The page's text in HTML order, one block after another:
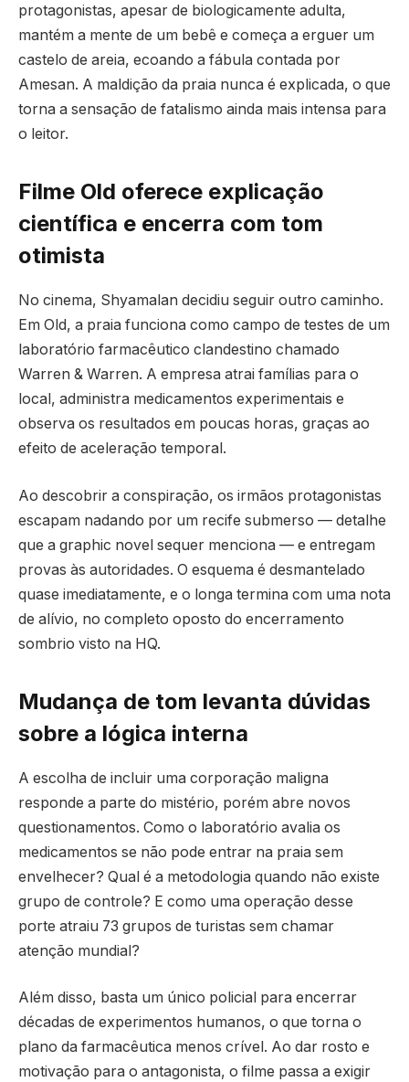
protagonistas, apesar de biologicamente adulta,
mantém a mente de um bebê e começa a erguer um
castelo de areia, ecoando a fábula contada por
Amesan. A maldição da praia nunca é explicada, o que
torna a sensação de fatalismo ainda mais intensa para
o leitor.
Filme Old oferece explicação
científica e encerra com tom
otimista
No cinema, Shyamalan decidiu seguir outro caminho.
Em Old, a praia funciona como campo de testes de um
laboratório farmacêutico clandestino chamado
Warren & Warren. A empresa atrai famílias para o
local, administra medicamentos experimentais e
observa os resultados em poucas horas, graças ao
efeito de aceleração temporal.
Ao descobrir a conspiração, os irmãos protagonistas
escapam nadando por um recife submerso — detalhe
que a graphic novel sequer menciona — e entregam
provas às autoridades. O esquema é desmantelado
quase imediatamente, e o longa termina com uma nota
de alívio, no completo oposto do encerramento
sombrio visto na HQ.
Mudança de tom levanta dúvidas
sobre a lógica interna
A escolha de incluir uma corporação maligna
responde a parte do mistério, porém abre novos
questionamentos. Como o laboratório avalia os
medicamentos se não pode entrar na praia sem
envelhecer? Qual é a metodologia quando não existe
grupo de controle? E como uma operação desse
porte atraiu 73 grupos de turistas sem chamar
atenção mundial?
Além disso, basta um único policial para encerrar
décadas de experimentos humanos, o que torna o
plano da farmacêutica menos crível. Ao dar rosto e
motivação para o antagonista, o filme passa a exigir